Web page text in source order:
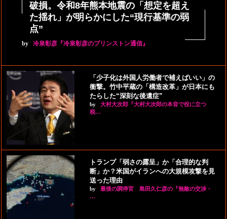
破損。令和8年熊本地震の「想定を超え
た揺れ」が明らかにした“現行基準の弱
点”
by 冷泉彰彦『冷泉彰彦のプリンストン通信』
「少子化は外国人労働者で補えばいい」の
衝撃。竹中平蔵の「構造改革」が日本にも
たらした“深刻な後遺症”
by
大村大次郎『大村大次郎の本音で役に立つ
税…
トランプ「弱さの露呈」か「合理的な判
断」か？米国がイランへの大規模攻撃を見
送った理由
by
最後の調停官 島田久仁彦の『無敵の交渉・
…